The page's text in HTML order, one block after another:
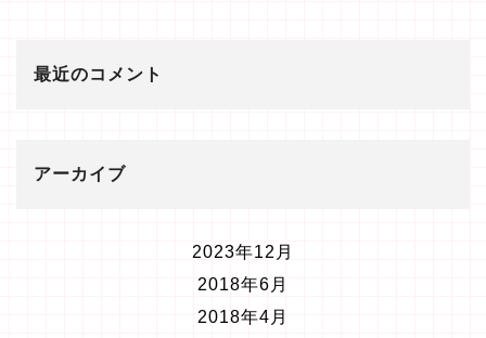
最近のコメント
アーカイブ
2023年12月
2018年6月
2018年4月